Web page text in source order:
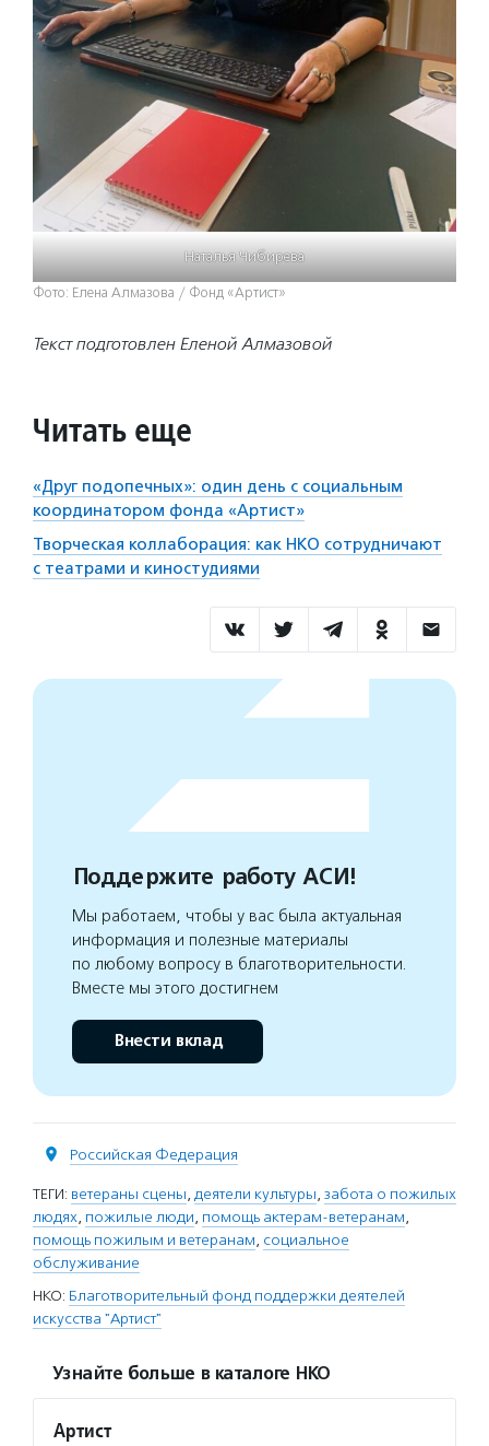
Наталья Чибирева
Фото: Елена Алмазова / Фонд «Артист»
Текст подготовлен Еленой Алмазовой
Читать еще
«Друг подопечных»: один день с социальным
координатором фонда «Артист»
Творческая коллаборация: как НКО сотрудничают
с театрами и киностудиями
Поддержите работу АСИ!
Мы работаем, чтобы у вас была актуальная
информация и полезные материалы
по любому вопросу в благотворительности.
Вместе мы этого достигнем
Внести вклад
Российская Федерация
ТЕГИ: ветераны сцены, деятели культуры, забота о пожилых
людях, пожилые люди, помощь актерам-ветеранам,
помощь пожилым и ветеранам, социальное
обслуживание
НКО: Благотворительный фонд поддержки деятелей
искусства "Артист"
Узнайте больше в каталоге НКО
Артист